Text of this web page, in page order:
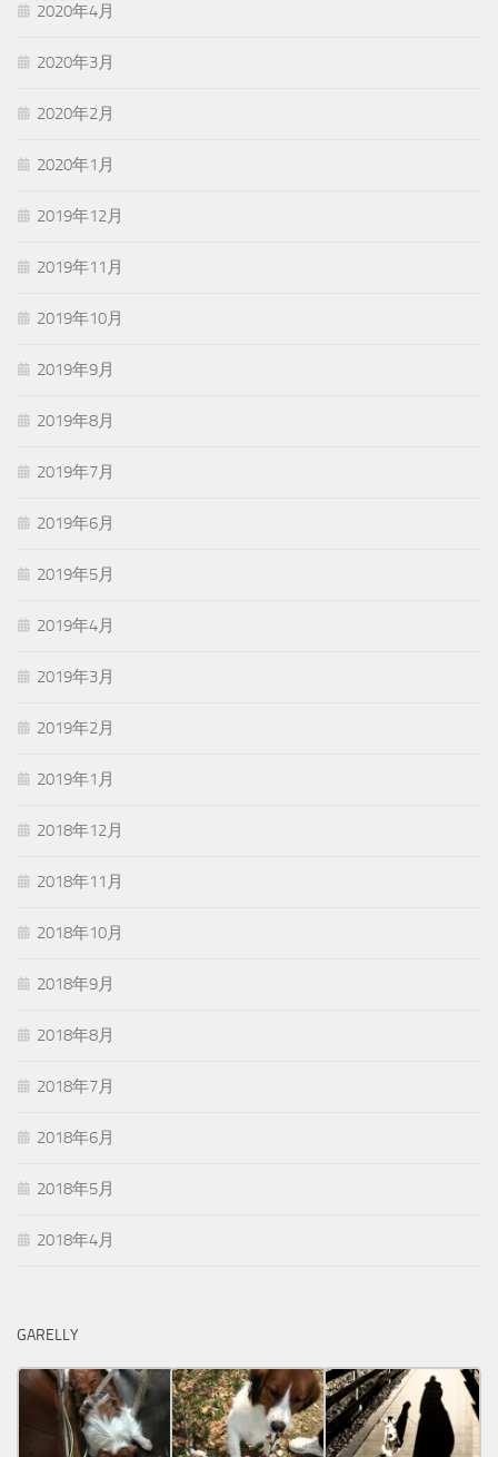
2020年4月
2020年3月
2020年2月
2020年1月
2019年12月
2019年11月
2019年10月
2019年9月
2019年8月
2019年7月
2019年6月
2019年5月
2019年4月
2019年3月
2019年2月
2019年1月
2018年12月
2018年11月
2018年10月
2018年9月
2018年8月
2018年7月
2018年6月
2018年5月
2018年4月
GARELLY